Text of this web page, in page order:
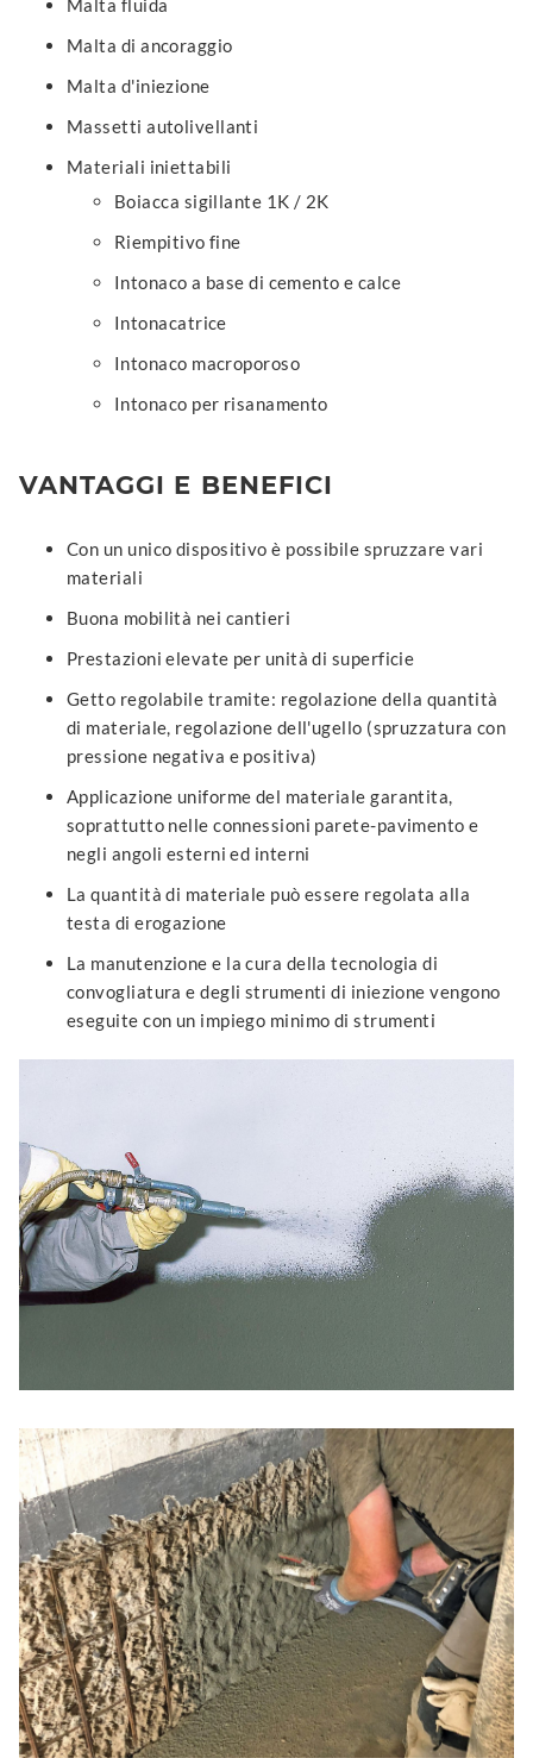
Malta fluida
Malta di ancoraggio
Malta d'iniezione
Massetti autolivellanti
Materiali iniettabili
Boiacca sigillante 1K / 2K
Riempitivo fine
Intonaco a base di cemento e calce
Intonacatrice
Intonaco macroporoso
Intonaco per risanamento
VANTAGGI E BENEFICI
Con un unico dispositivo è possibile spruzzare vari
materiali
Buona mobilità nei cantieri
Prestazioni elevate per unità di superficie
Getto regolabile tramite: regolazione della quantità
di materiale, regolazione dell'ugello (spruzzatura con
pressione negativa e positiva)
Applicazione uniforme del materiale garantita,
soprattutto nelle connessioni parete-pavimento e
negli angoli esterni ed interni
La quantità di materiale può essere regolata alla
testa di erogazione
La manutenzione e la cura della tecnologia di
convogliatura e degli strumenti di iniezione vengono
eseguite con un impiego minimo di strumenti